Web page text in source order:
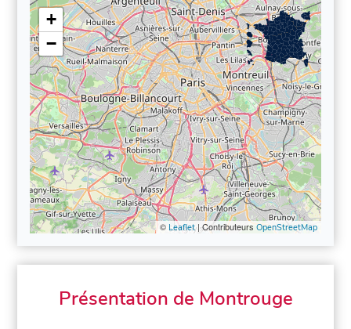
+
−
© Leaflet| Contributeurs OpenStreetMap
Présentation de Montrouge